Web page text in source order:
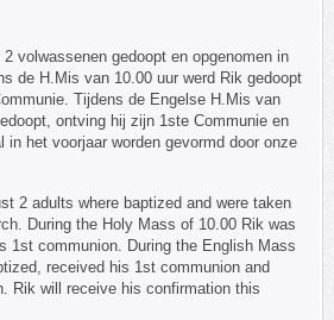
volwassenen gedoopt en opgenomen in
de H.Mis van 10.00 uur werd Rik gedoopt
Tijdens de Engelse H.Mis van
ontving hij zijn 1ste Communie en
in het voorjaar worden gevormd door onze
2 adults where baptized and were taken
During the Holy Mass of 10.00 Rik was
1st communion. During the English Mass
received his 1st communion and
Rik will receive his confirmation this